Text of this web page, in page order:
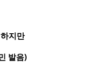
지만
발음)